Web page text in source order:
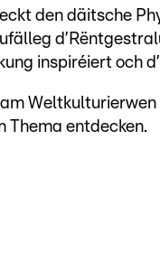
den däitsche
inspiréiert och
Thema entdecken.